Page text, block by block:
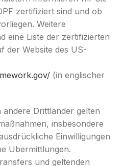
zertifiziert sind und ob
Weitere
eine Liste der zertifizierten
der Website des US-
(in englischer
Drittländer gelten
insbesondere
Einwilligungen
Übermittlungen.
und geltenden